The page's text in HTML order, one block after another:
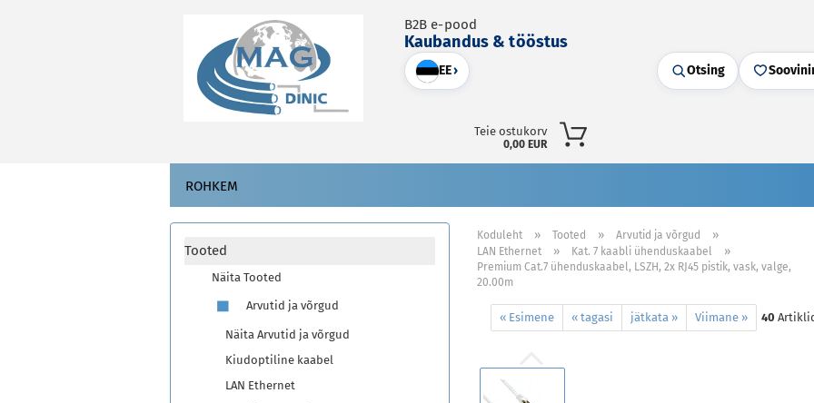
B2B e-pood
Kaubandus & tööstus
EE› Otsing
Teie ostukorv
0,00 EUR
ROHKEM
Koduleht » Tooted » Arvutid ja võrgud »
LAN Ethernet » Kat. 7 kaabli ühenduskaabel »
Premium Cat.7 ühenduskaabel, LSZH, 2x RJ45 pistik, vask, valge,
20.00m
« Esimene « tagasi jätkata » Viimane » 40
Tooted
Näita Tooted
Arvutid ja võrgud
Näita Arvutid ja võrgud
Kiudoptiline kaabel
LAN Ethernet